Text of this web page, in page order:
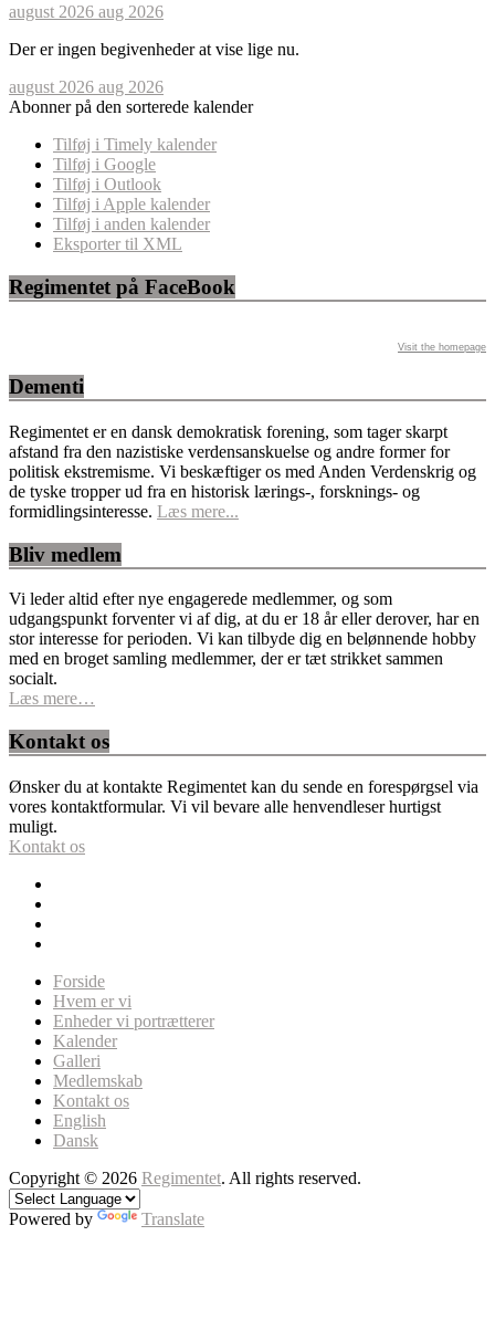
august 2026 aug 2026
Der er ingen begivenheder at vise lige nu.
august 2026 aug 2026
Abonner på den sorterede kalender
Tilføj i Timely kalender
Tilføj i Google
Tilføj i Outlook
Tilføj i Apple kalender
Tilføj i anden kalender
Eksporter til XML
Regimentet på FaceBook
Visit the homepage
Dementi
Regimentet er en dansk demokratisk forening, som tager skarpt
afstand fra den nazistiske verdensanskuelse og andre former for
politisk ekstremisme. Vi beskæftiger os med Anden Verdenskrig og
de tyske tropper ud fra en historisk lærings-, forsknings- og
formidlingsinteresse. Læs mere...
Bliv medlem
Vi leder altid efter nye engagerede medlemmer, og som
udgangspunkt forventer vi af dig, at du er 18 år eller derover, har en
stor interesse for perioden. Vi kan tilbyde dig en belønnende hobby
med en broget samling medlemmer, der er tæt strikket sammen
socialt.
Læs mere…
Kontakt os
Ønsker du at kontakte Regimentet kan du sende en forespørgsel via
vores kontaktformular. Vi vil bevare alle henvendleser hurtigst
muligt.
Kontakt os
Forside
Hvem er vi
Enheder vi portrætterer
Kalender
Galleri
Medlemskab
Kontakt os
English
Dansk
Copyright © 2026 Regimentet. All rights reserved.
Powered by Translate